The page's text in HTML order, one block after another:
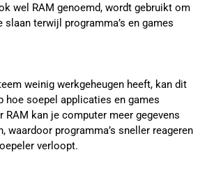
wel RAM genoemd, wordt gebruikt om
terwijl programma’s en games
weinig werkgeheugen heeft, kan dit
hoe soepel applicaties en games
RAM kan je computer meer gegevens
waardoor programma’s sneller reageren
verloopt.